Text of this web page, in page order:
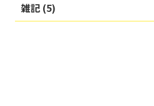
雑記 (5)